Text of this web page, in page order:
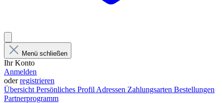
Menü schließen
Ihr Konto
Anmelden
oderregistrieren
Übersicht Persönliches Profil Adressen Zahlungsarten Bestellungen
Partnerprogramm